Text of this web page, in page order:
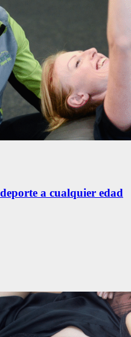
a cualquier edad